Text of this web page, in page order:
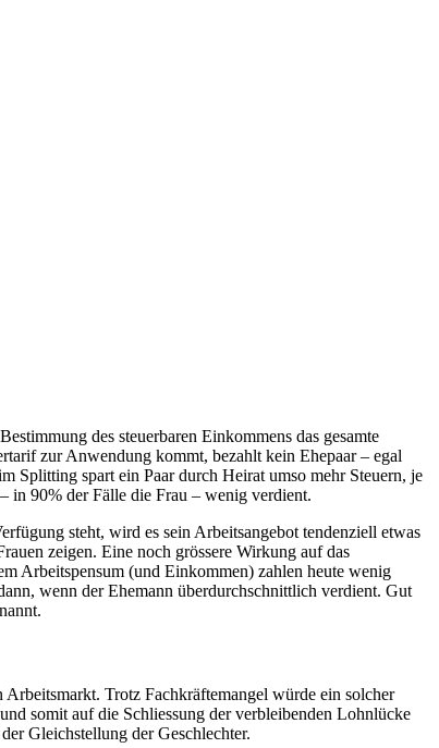
des steuerbaren Einkommens das gesamte
zur Anwendung kommt, bezahlt kein Ehepaar – egal
Splitting spart ein Paar durch Heirat umso mehr Steuern, je
in 90% der Fälle die Frau – wenig verdient.
steht, wird es sein Arbeitsangebot tendenziell etwas
zeigen. Eine noch grössere Wirkung auf das
Arbeitspensum (und Einkommen) zahlen heute wenig
wenn der Ehemann überdurchschnittlich verdient. Gut
Trotz Fachkräftemangel würde ein solcher
somit auf die Schliessung der verbleibenden Lohnlücke
Gleichstellung der Geschlechter.